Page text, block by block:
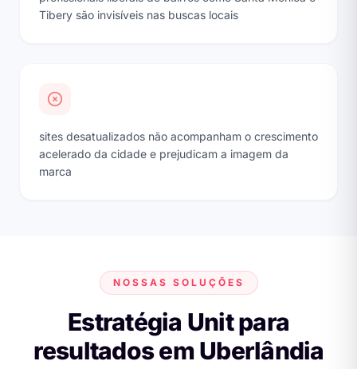
Tibery são invisíveis nas buscas locais
sites desatualizados não acompanham o crescimento
acelerado da cidade e prejudicam a imagem da
marca
NOSSAS SOLUÇÕES
Estratégia Unit para
resultados em Uberlândia